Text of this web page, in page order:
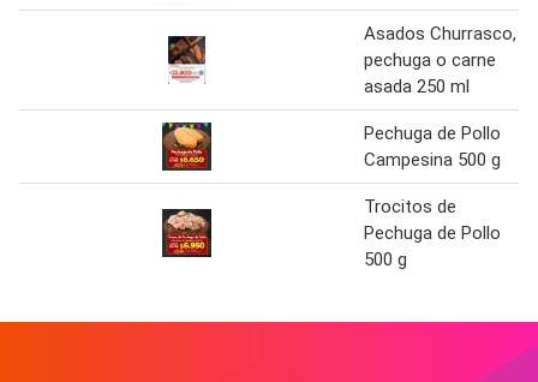
Asados Churrasco,
pechuga o carne
asada 250 ml
Pechuga de Pollo
Campesina 500 g
Trocitos de
Pechuga de Pollo
500 g